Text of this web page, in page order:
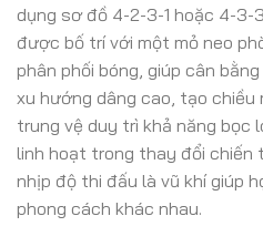
dụng sơ đồ 4-2-3-1 hoặc 4-3-
được bố trí với một mỏ neo
phân phối bóng, giúp cân
xu hướng dâng cao, tạo chiều
trung vệ duy trì khả năng bọc
linh hoạt trong thay đổi chiến
nhịp độ thi đấu là vũ khí giúp
phong cách khác nhau.